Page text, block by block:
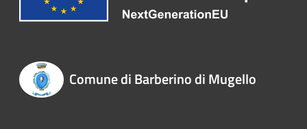
Comune di Barberino di Mugello